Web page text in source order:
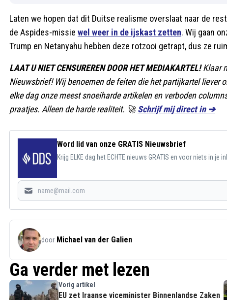
Laten we hopen dat dit Duitse realisme overslaat naar de
de Aspides-missie wel weer in de ijskast zetten. Wij gaan
Trump en Netanyahu hebben deze rotzooi getrapt, dus ze
LAAT U NIET CENSUREREN DOOR HET MEDIAKARTEL! Klaar
Nieuwsbrief! Wij benoemen de feiten die het partijkartel
elke dag onze meest snoeiharde artikelen en verboden
praatjes. Alleen de harde realiteit. 🚀 Schrijf mij direct in ➔
Word lid van onze GRATIS Nieuwsbrief
Krijg ELKE dag het ECHTE nieuws GRATIS en voor niets in je
door Michael van der Galien
Ga verder met lezen
Vorig artikel
EU zet Iraanse viceminister Binnenlandse Zaken